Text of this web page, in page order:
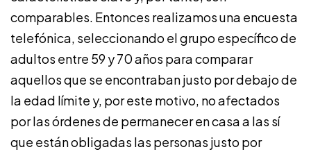
comparables. Entonces realizamos una encuesta
telefónica, seleccionando el grupo específico de
adultos entre 59 y 70 años para comparar
aquellos que se encontraban justo por debajo de
la edad límite y, por este motivo, no afectados
por las órdenes de permanecer en casa a las sí
que están obligadas las personas justo por